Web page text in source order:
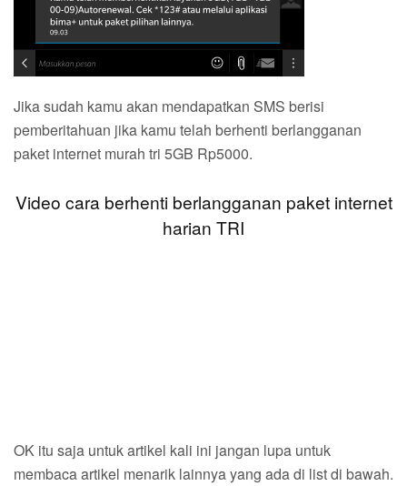
Jika sudah kamu akan mendapatkan SMS berisi
pemberitahuan jika kamu telah berhenti berlangganan
paket internet murah tri 5GB Rp5000.
Video cara berhenti berlangganan paket internet
harian TRI
OK itu saja untuk artikel kali ini jangan lupa untuk
membaca artikel menarik lainnya yang ada di list di bawah.